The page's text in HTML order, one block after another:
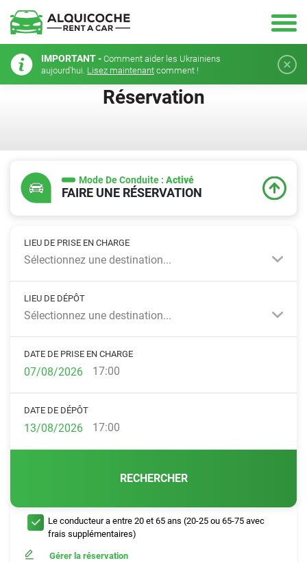
IMPORTANT - Comment aider les Ukrainiens
aujourd'hui. Lisez maintenant comment !
Réservation
Mode De Conduite : Activé
FAIRE UNE RÉSERVATION
LIEU DE PRISE EN CHARGE
Sélectionnez une destination...
LIEU DE DÉPÔT
Sélectionnez une destination...
DATE DE PRISE EN CHARGE
17:00
DATE DE DÉPÔT
17:00
RECHERCHER
Le conducteur a entre 20 et 65 ans (20-25 ou 65-75 avec
frais supplémentaires)
Gérer la réservation